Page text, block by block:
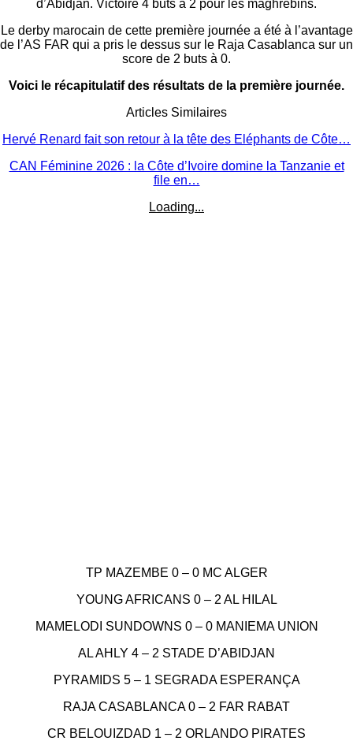
d’Abidjan. Victoire 4 buts à 2 pour les maghrébins.
Le derby marocain de cette première journée a été à l’avantage
de l’AS FAR qui a pris le dessus sur le Raja Casablanca sur un
score de 2 buts à 0.
Voici le récapitulatif des résultats de la première journée.
Articles Similaires
Hervé Renard fait son retour à la tête des Eléphants de Côte…
CAN Féminine 2026 : la Côte d’Ivoire domine la Tanzanie et
file en…
Loading...
TP MAZEMBE 0 – 0 MC ALGER
YOUNG AFRICANS 0 – 2 AL HILAL
MAMELODI SUNDOWNS 0 – 0 MANIEMA UNION
AL AHLY 4 – 2 STADE D’ABIDJAN
PYRAMIDS 5 – 1 SEGRADA ESPERANÇA
RAJA CASABLANCA 0 – 2 FAR RABAT
CR BELOUIZDAD 1 – 2 ORLANDO PIRATES